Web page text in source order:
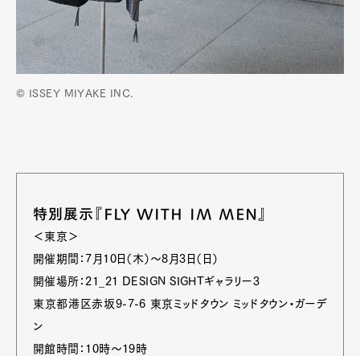
© ISSEY MIYAKE INC.
特別展示『FLY WITH IM MEN』
＜東京＞
開催期間：7月10日（木）～8月3日（日）
開催場所：21_21 DESIGN SIGHTギャラリー3
東京都港区赤坂9-7-6 東京ミッドタウン ミッドタウン・ガーデ
ン
開館時間：10時～19時